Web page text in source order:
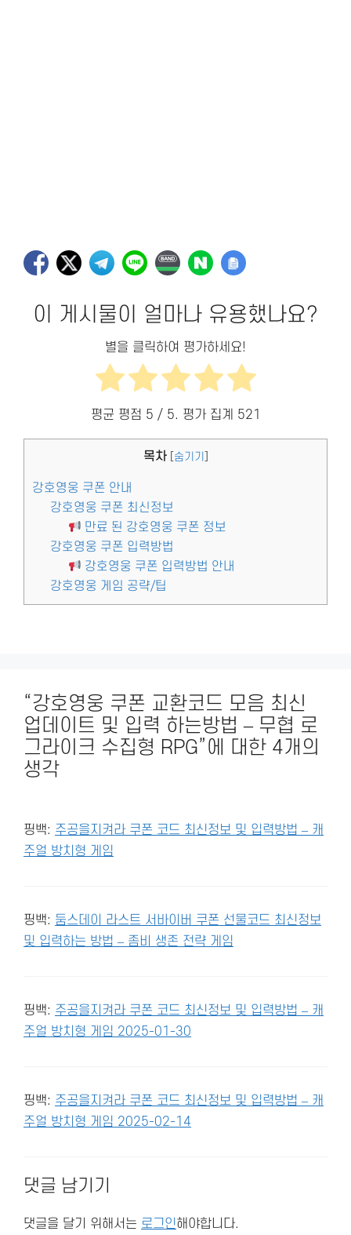
이 게시물이 얼마나 유용했나요?
별을 클릭하여 평가하세요!
평균 평점 5 / 5. 평가 집계 521
목차 숨기기
강호영웅 쿠폰 안내
강호영웅 쿠폰 최신정보
만료 된 강호영웅 쿠폰 정보
강호영웅 쿠폰 입력방법
강호영웅 쿠폰 입력방법 안내
강호영웅 게임 공략/팁
“강호영웅 쿠폰 교환코드 모음 최신
업데이트 및 입력 하는방법 – 무협 로
그라이크 수집형 RPG”에 대한 4개의
생각
핑백: 주공을지켜라 쿠폰 코드 최신정보 및 입력방법 – 캐
주얼 방치형 게임
핑백: 둠스데이 라스트 서바이버 쿠폰 선물코드 최신정보
및 입력하는 방법 – 좀비 생존 전략 게임
핑백: 주공을지켜라 쿠폰 코드 최신정보 및 입력방법 – 캐
주얼 방치형 게임 2025-01-30
핑백: 주공을지켜라 쿠폰 코드 최신정보 및 입력방법 – 캐
주얼 방치형 게임 2025-02-14
댓글 남기기
댓글을 달기 위해서는 로그인해야합니다.